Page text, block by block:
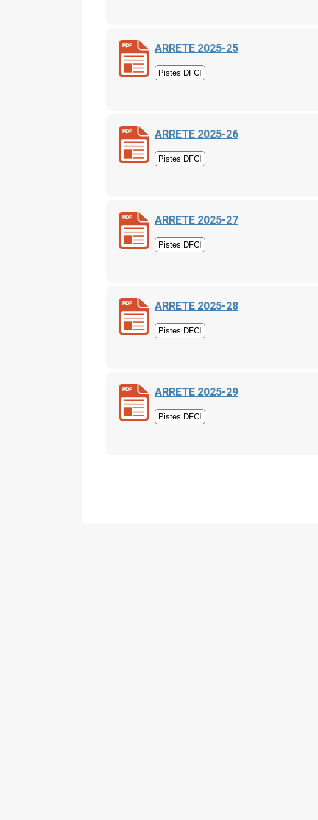
ARRETE 2025-25
Pistes DFCI
ARRETE 2025-26
Pistes DFCI
ARRETE 2025-27
Pistes DFCI
ARRETE 2025-28
Pistes DFCI
ARRETE 2025-29
Pistes DFCI